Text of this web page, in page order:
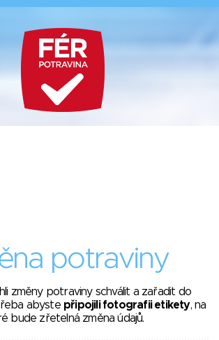
potraviny
změny potraviny schválit a zařadit do
abyste připojili fotografii etikety, na
bude zřetelná změna údajů.